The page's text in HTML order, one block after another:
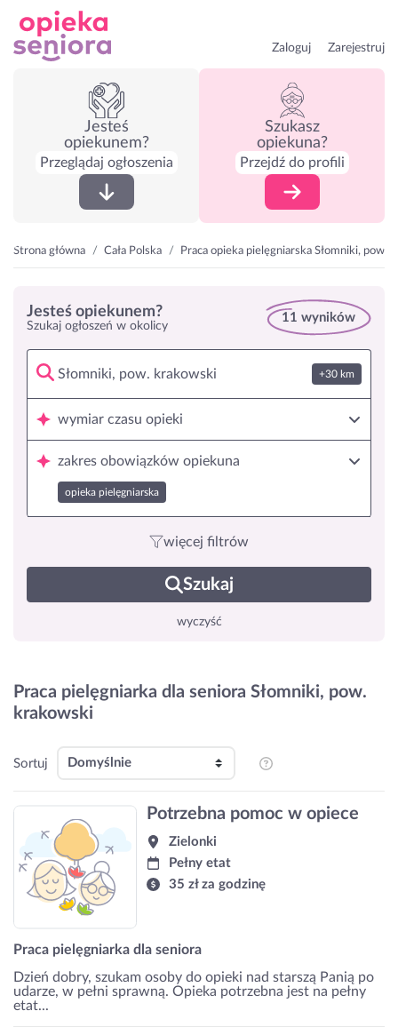
Zaloguj Zarejestruj
Jesteś
opiekunem?
Przeglądaj ogłoszenia
Szukasz
opiekuna?
Przejdź do profili
Strona główna Cała Polska Praca opieka pielęgniarska Słomniki, pow.
Jesteś opiekunem?
Szukaj ogłoszeń w okolicy
11 wyników
+30 km
wymiar czasu opieki
zakres obowiązków opiekuna
opieka pielęgniarska
więcej filtrów
Szukaj
wyczyść
Praca pielęgniarka dla seniora Słomniki, pow.
krakowski
Sortuj
Potrzebna pomoc w opiece
Zielonki
Pełny etat
35 zł za godzinę
Praca pielęgniarka dla seniora
Dzień dobry, szukam osoby do opieki nad starszą Panią po
udarze, w pełni sprawną. Opieka potrzebna jest na pełny
etat...